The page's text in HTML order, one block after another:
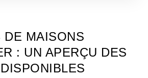
DE MAISONS
: UN APERÇU DES